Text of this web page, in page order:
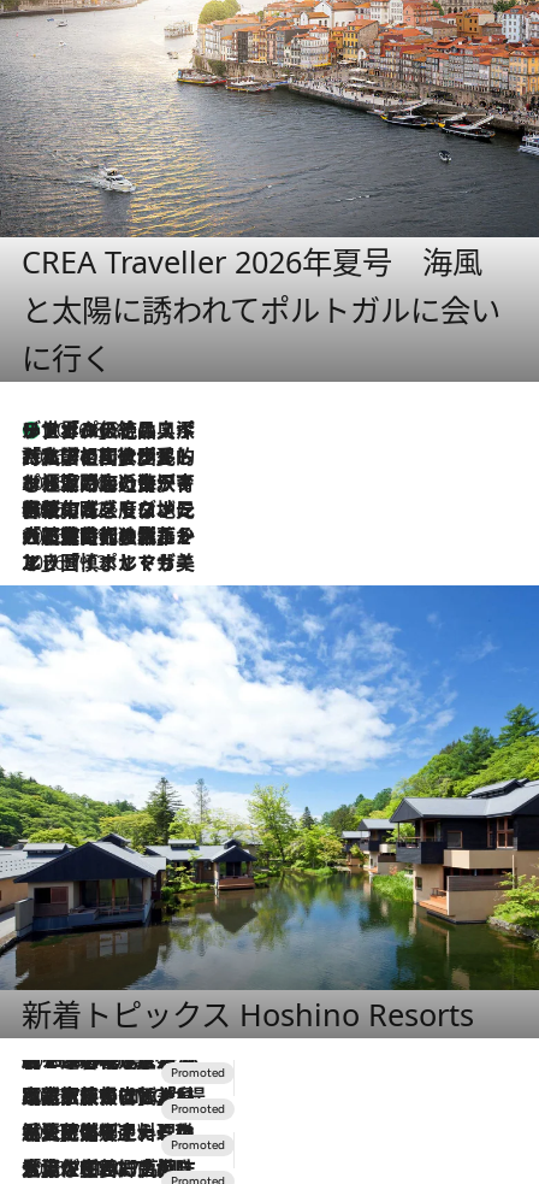
CREA Traveller 2026年夏号 海風
と太陽に誘われてポルトガルに会い
に行く
2026.8.8
リスボンの絶品スイーツ「パステル・デ・ナタ」とは？ポルトガル伝統の奥深い世界へ
2026.7.27
「私の祖国はポルトガル語です」国民的詩人フェルナンド・ペソアと、彼が愛した文学の街を歩く
2026.7.26
ポルトガル近海が育む極上の海の幸。キリリと冷えた白ワインと愉しむ、シーフード専門店の贅沢
2026.7.22
伝統の味をモダンに昇華。高感度な地元客が集う、リスボンの最旬ガストロノミー
2026.7.21
大航海時代の栄華から、震災、独裁、そして革命へ。ポルトガル・首都リスボンの石畳に刻まれた「歴史の光と影」
2026.7.13
エッセイ・ヤマザキマリ「慎ましくも美しき国 ポルトガル」
新着トピックス Hoshino Resorts
2026.8.7
【トンボの足水浴】ヒノキの香りに包まれて涼感マックス！約13℃の湧水かけ流しを避暑地「星野温泉 トンボの湯」で体験
2026.7.31
【ホテル帰省】という選択肢をOMOが提案。家族とほどよい距離を保つには「昼は実家、夜は気兼ねなくホテルで！」
2026.7.24
【夏限定ディナーコース】旬を迎える稚鮎や花ズッキーニなどをイタリア・トスカーナの郷土料理の手法で満喫！
2026.7.17
「土佐和ハーブかき氷」がOMO7高知に登場！生姜、山椒、大葉など目にも舌にも涼を呼ぶ郷土の味